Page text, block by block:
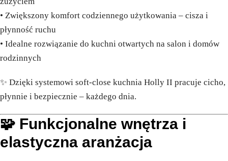
• Zwiększony komfort codziennego użytkowania – cisza i
płynność ruchu
• Idealne rozwiązanie do kuchni otwartych na salon i domów
rodzinnych
✨ Dzięki systemowi soft-close kuchnia Holly II pracuje cicho,
płynnie i bezpiecznie – każdego dnia.
🧩 Funkcjonalne wnętrza i
elastyczna aranżacja